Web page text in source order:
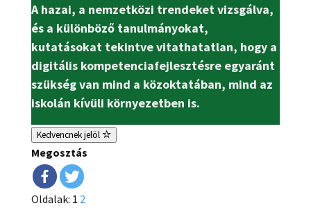
A hazai, a nemzetközi trendeket vizsgálva,
és a különböző tanulmányokat,
kutatásokat tekintve vitathatatlan, hogy a
digitális kompetenciafejlesztésre egyaránt
szükség van mind a közoktatában, mind az
iskolán kívüli környezetben is.
Kedvencnek jelöl
Megosztás
Oldalak: 1 2